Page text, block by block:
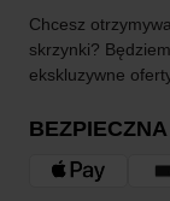
Chcesz
skrzynki?
ekskluzywne